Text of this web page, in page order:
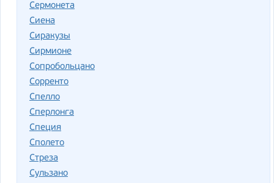
Сермонета
Сиена
Сиракузы
Сирмионе
Сопробольцано
Сорренто
Спелло
Сперлонга
Специя
Сполето
Стреза
Сульзано